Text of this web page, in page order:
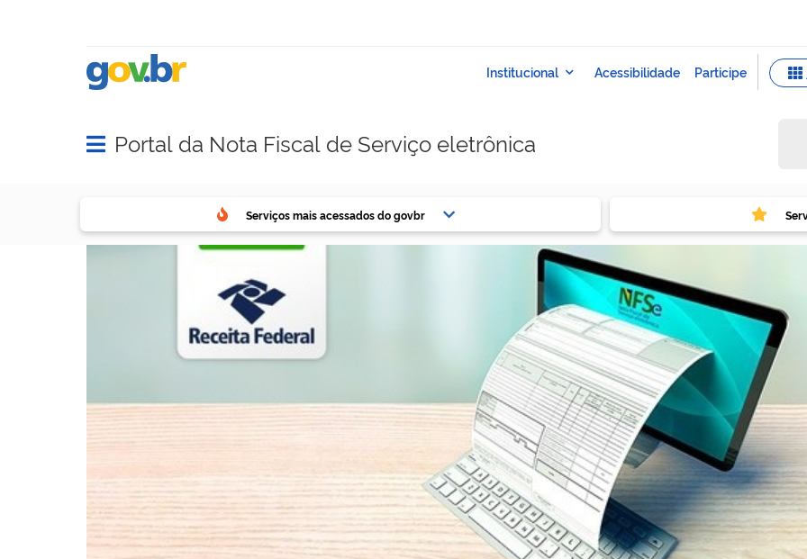
Abrir menu principal de navegação
Portal da Nota Fiscal de Serviço eletrônica
Serviços mais acessados do govbr